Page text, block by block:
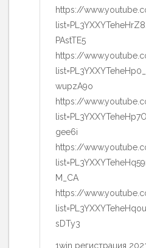
https://
PAstTE5
https://
wupzA9o
https://
gee6i
https://
M_CA
https://
sDTy3
1win регистрация